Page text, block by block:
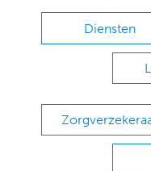
Diensten